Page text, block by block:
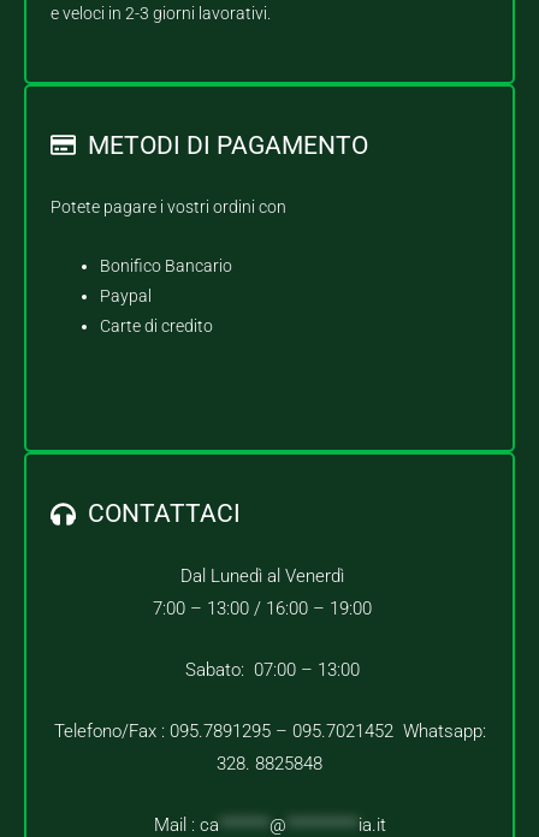
e veloci in 2-3 giorni lavorativi.
METODI DI PAGAMENTO
Potete pagare i vostri ordini con
Bonifico Bancario
Paypal
Carte di credito
CONTATTACI
Dal Lunedì al Venerdì
7:00 – 13:00 / 16:00 – 19:00
Sabato: 07:00 – 13:00
Telefono/Fax : 095.7891295 – 095.7021452 Whatsapp:
328. 8825848
Mail : ca @ ia.it